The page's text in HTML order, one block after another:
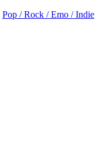
Pop / Rock / Emo / Indie